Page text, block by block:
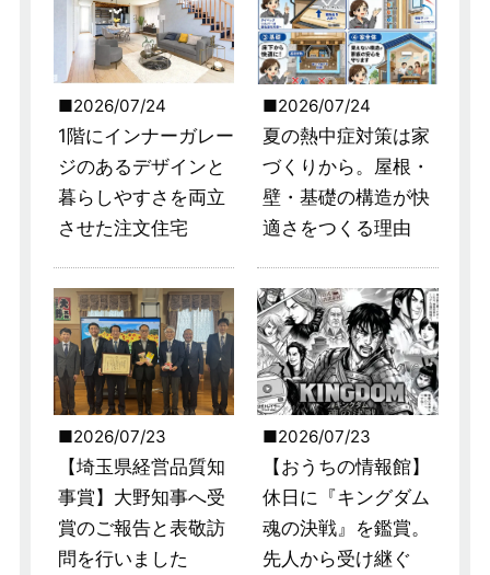
2026/07/24
1階にインナーガレー
ジのあるデザインと
暮らしやすさを両立
させた注文住宅
2026/07/24
夏の熱中症対策は家
づくりから。屋根・
壁・基礎の構造が快
適さをつくる理由
2026/07/23
【埼玉県経営品質知
事賞】大野知事へ受
賞のご報告と表敬訪
問を行いました
2026/07/23
【おうちの情報館】
休日に『キングダム
魂の決戦』を鑑賞。
先人から受け継ぐ